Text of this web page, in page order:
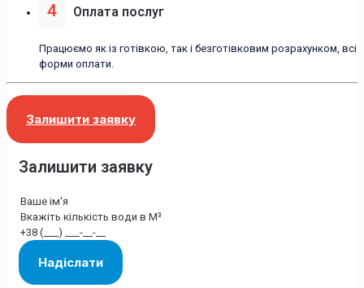
4 Оплата послуг
Працюємо як із готівкою, так і безготівковим розрахунком, всі
форми оплати.
Залишити заявку
Залишити заявку